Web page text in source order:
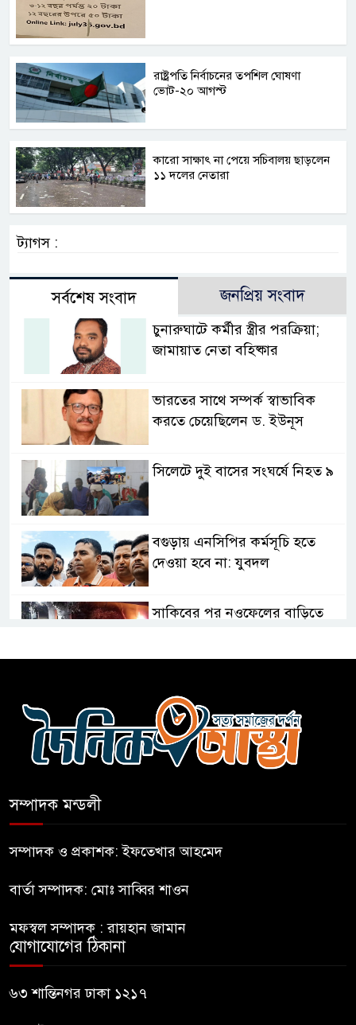
রাষ্ট্রপতি নির্বাচনের তপশিল ঘোষণা
ভোট-২০ আগস্ট
কারো সাক্ষাৎ না পেয়ে সচিবালয় ছাড়লেন
১১ দলের নেতারা
ট্যাগস :
সর্বশেষ সংবাদ জনপ্রিয় সংবাদ
চুনারুঘাটে কর্মীর স্ত্রীর পরক্রিয়া;
জামায়াত নেতা বহিষ্কার
ভারতের সাথে সম্পর্ক স্বাভাবিক
করতে চেয়েছিলেন ড. ইউনূস
সিলেটে দুই বাসের সংঘর্ষে নিহত ৯
বগুড়ায় এনসিপির কর্মসূচি হতে
দেওয়া হবে না: যুবদল
সাকিবের পর নওফেলের বাড়িতে
আহত-১০
বন্যায় পাটগ্রামে সড়ক ভেঙে
চালাচ্ছেন তারেক: কাদের সিদ্দিকী
জুলাই জাদুঘরে টিকিট জালিয়াতি!
সম্পাদক মন্ডলী
সম্পাদক ও প্রকাশক: ইফতেখার আহমেদ
বার্তা সম্পাদক: মোঃ সাব্বির শাওন
মফস্বল সম্পাদক : রায়হান জামান
যোগাযোগের ঠিকানা
৬৩ শান্তিনগর ঢাকা ১২১৭